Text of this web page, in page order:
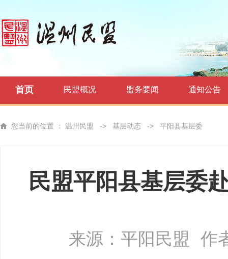
首页 民盟概况 盟务要闻 通知公告
您当前的位置 ： 温州民盟 -> 基层动态 -> 平阳县基层委
民盟平阳县基层委
来源：平阳民盟 作